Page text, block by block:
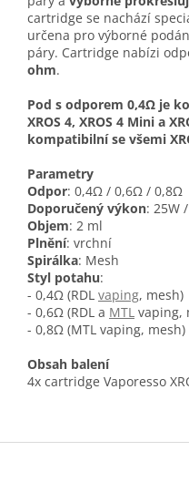
cartridge se nachází
určena pro výborné
páry. Cartridge nabízi
ohm.
Pod s odporem 0,4Ω je
XROS 4, XROS 4 Mini a
kompatibilní se všemi
Parametry
Odpor: 0,4Ω / 0,6Ω / 0,8Ω
Doporučený výkon: 25W
Objem: 2 ml
Plnění: vrchní
Spirálka: Mesh
Styl potahu:
- 0,4Ω (RDL vaping, mesh)
- 0,6Ω (RDL a MTL vaping,
- 0,8Ω (MTL vaping, mesh)
Obsah balení
4x cartridge Vaporesso
Z